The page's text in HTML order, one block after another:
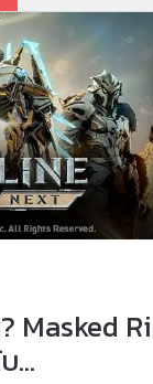
Masked
…